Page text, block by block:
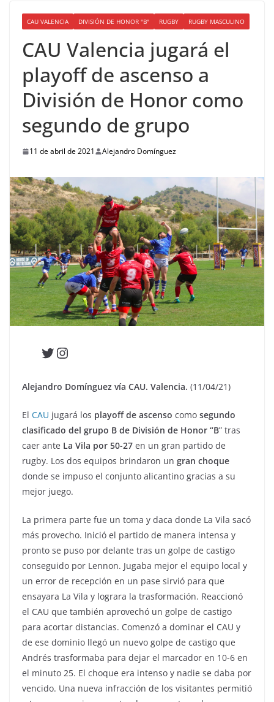
CAU VALENCIA DIVISIÓN DE HONOR "B" RUGBY RUGBY MASCULINO
CAU Valencia jugará el
playoff de ascenso a
División de Honor como
segundo de grupo
11 de abril de 2021 Alejandro Domínguez
Twitter
Instagram
Alejandro Domínguez vía CAU. Valencia. (11/04/21)
El CAU jugará los playoff de ascenso como segundo
clasificado del grupo B de División de Honor “B” tras
caer ante La Vila por 50-27 en un gran partido de
rugby. Los dos equipos brindaron un gran choque
donde se impuso el conjunto alicantino gracias a su
mejor juego.
La primera parte fue un toma y daca donde La Vila sacó
más provecho. Inició el partido de manera intensa y
pronto se puso por delante tras un golpe de castigo
conseguido por Lennon. Jugaba mejor el equipo local y
un error de recepción en un pase sirvió para que
ensayara La Vila y lograra la trasformación. Reaccionó
el CAU que también aprovechó un golpe de castigo
para acortar distancias. Comenzó a dominar el CAU y
de ese dominio llegó un nuevo golpe de castigo que
Andrés trasformaba para dejar el marcador en 10-6 en
el minuto 25. El choque era intenso y nadie se daba por
vencido. Una nueva infracción de los visitantes permitió